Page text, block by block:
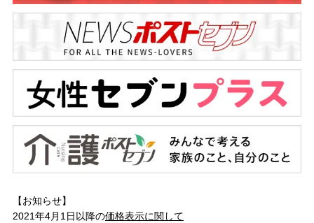
【お知らせ】
2021年4月1日以降の価格表示に関して